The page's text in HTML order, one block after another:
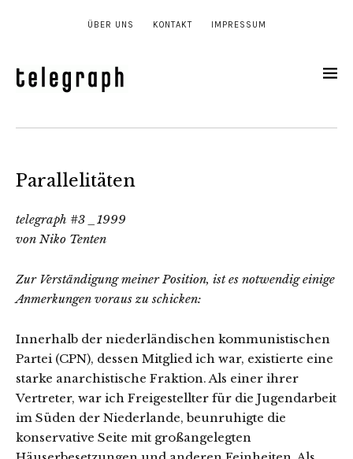
ÜBER UNS KONTAKT IMPRESSUM
Parallelitäten
telegraph #3 _1999
von Niko Tenten
Zur Verständigung meiner Position, ist es notwendig einige
Anmerkungen voraus zu schicken:
Innerhalb der niederländischen kommunistischen
Partei (CPN), dessen Mitglied ich war, existierte eine
starke anarchistische Fraktion. Als einer ihrer
Vertreter, war ich Freigestellter für die Jugendarbeit
im Süden der Niederlande, beunruhigte die
konservative Seite mit großangelegten